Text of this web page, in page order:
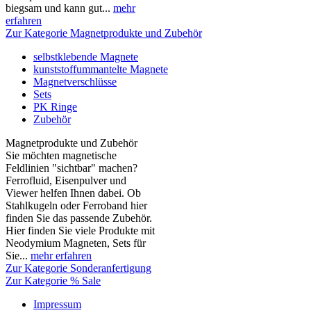
biegsam und kann gut... mehr
erfahren
Zur Kategorie Magnetprodukte und Zubehör
selbstklebende Magnete
kunststoffummantelte Magnete
Magnetverschlüsse
Sets
PK Ringe
Zubehör
Magnetprodukte und Zubehör
Sie möchten magnetische
Feldlinien "sichtbar" machen?
Ferrofluid, Eisenpulver und
Viewer helfen Ihnen dabei. Ob
Stahlkugeln oder Ferroband hier
finden Sie das passende Zubehör.
Hier finden Sie viele Produkte mit
Neodymium Magneten, Sets für
Sie... mehr erfahren
Zur Kategorie Sonderanfertigung
Zur Kategorie % Sale
Impressum